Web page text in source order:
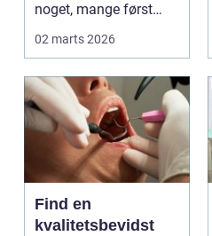
noget, mange først
tænker på, når smer...
02 marts 2026
Find en
kvalitetsbevidst